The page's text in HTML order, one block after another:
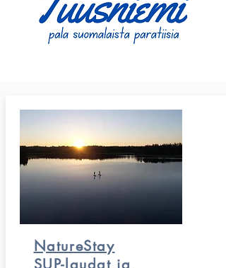
NatureStay